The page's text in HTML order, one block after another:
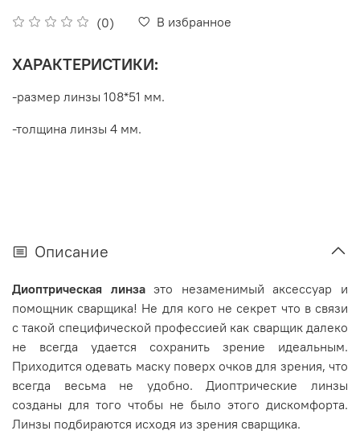
(0) В избранное
ХАРАКТЕРИСТИКИ:
-размер линзы 108*51 мм.
-толщина линзы 4 мм.
Описание
Диоптрическая линзаэто незаменимый аксессуар и
помощник сварщика! Не для кого не секрет что в связи
с такой специфической профессией как сварщик далеко
не всегда удается сохранить зрение идеальным.
Приходится одевать маску поверх очков для зрения, что
всегда весьма не удобно. Диоптрические линзы
созданы для того чтобы не было этого дискомфорта.
Линзы подбираются исходя из зрения сварщика.